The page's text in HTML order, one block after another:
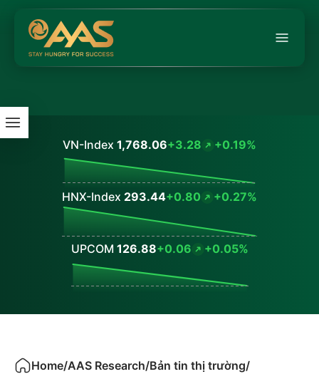
VN-Index 1,768.06+3.28 +0.19%
HNX-Index 293.44+0.80 +0.27%
UPCOM 126.88+0.06 +0.05%
Home/AAS Research/Bản tin thị trường/